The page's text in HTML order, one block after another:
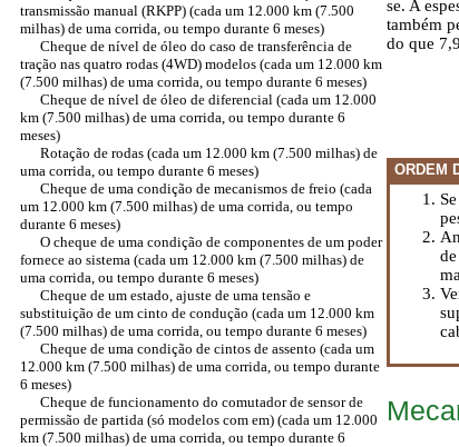
transmissão manual (RKPP) (cada um 12.000 km (7.500
milhas) de uma corrida, ou tempo durante 6 meses)
Cheque de nível de óleo do caso de transferência de
tração nas quatro rodas (4WD) modelos (cada um 12.000 km
(7.500 milhas) de uma corrida, ou tempo durante 6 meses)
Cheque de nível de óleo de diferencial (cada um 12.000
km (7.500 milhas) de uma corrida, ou tempo durante 6
meses)
Rotação de rodas (cada um 12.000 km (7.500 milhas) de
uma corrida, ou tempo durante 6 meses)
Cheque de uma condição de mecanismos de freio (cada
um 12.000 km (7.500 milhas) de uma corrida, ou tempo
durante 6 meses)
O cheque de uma condição de componentes de um poder
fornece ao sistema (cada um 12.000 km (7.500 milhas) de
uma corrida, ou tempo durante 6 meses)
Cheque de um estado, ajuste de uma tensão e
substituição de um cinto de condução (cada um 12.000 km
(7.500 milhas) de uma corrida, ou tempo durante 6 meses)
Cheque de uma condição de cintos de assento (cada um
12.000 km (7.500 milhas) de uma corrida, ou tempo durante
6 meses)
Cheque de funcionamento do comutador de sensor de
permissão de partida (só modelos com em) (cada um 12.000
km (7.500 milhas) de uma corrida, ou tempo durante 6
se. A
também
do que
ORDEM